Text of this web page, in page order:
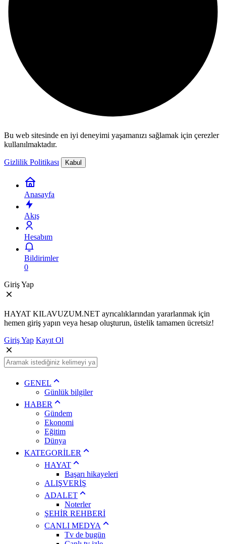
Bu web sitesinde en iyi deneyimi yaşamanızı sağlamak için çerezler
kullanılmaktadır.
Gizlilik Politikası Kabul
Anasayfa
Akış
Hesabım
Bildirimler
0
Giriş Yap
HAYAT KILAVUZUM.NET ayrıcalıklarından yararlanmak için
hemen giriş yapın veya hesap oluşturun, üstelik tamamen ücretsiz!
Giriş Yap Kayıt Ol
GENEL
Günlük bilgiler
HABER
Gündem
Ekonomi
Eğitim
Dünya
KATEGORİLER
HAYAT
Başarı hikayeleri
ALIŞVERİŞ
ADALET
Noterler
ŞEHİR REHBERİ
CANLI MEDYA
Tv de bugün